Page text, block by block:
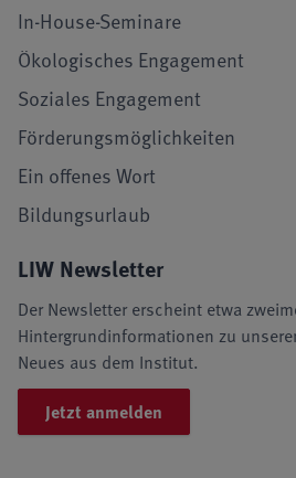
In-House-Seminare
Ökologisches Engagement
Soziales Engagement
Förderungsmöglichkeiten
Ein offenes Wort
Bildungsurlaub
LIW Newsletter
Der Newsletter erscheint etwa
Hintergrundinformationen zu
Neues aus dem Institut.
Jetzt anmelden